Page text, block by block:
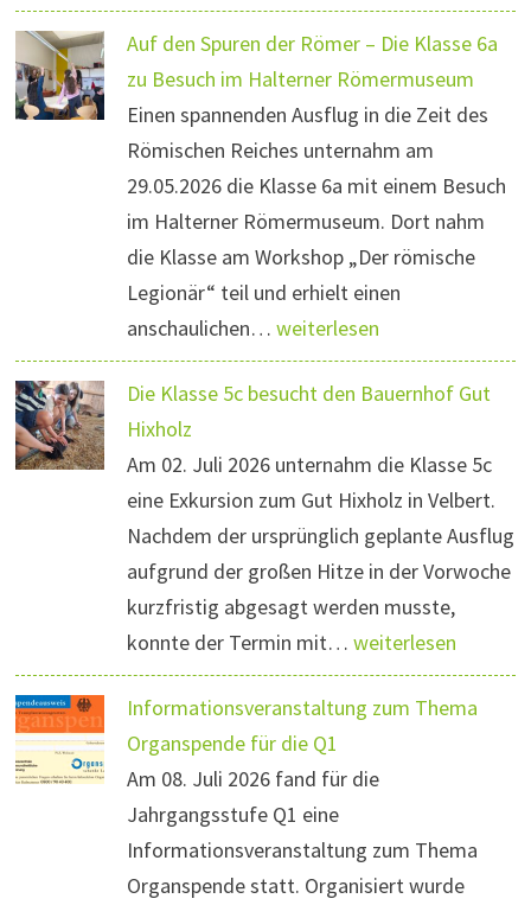
Auf den Spuren der Römer – Die Klasse 6a
zu Besuch im Halterner Römermuseum
Einen spannenden Ausflug in die Zeit des
Römischen Reiches unternahm am
29.05.2026 die Klasse 6a mit einem Besuch
im Halterner Römermuseum. Dort nahm
die Klasse am Workshop „Der römische
Legionär“ teil und erhielt einen
anschaulichen… weiterlesen
Die Klasse 5c besucht den Bauernhof Gut
Hixholz
Am 02. Juli 2026 unternahm die Klasse 5c
eine Exkursion zum Gut Hixholz in Velbert.
Nachdem der ursprünglich geplante Ausflug
aufgrund der großen Hitze in der Vorwoche
kurzfristig abgesagt werden musste,
konnte der Termin mit… weiterlesen
Informationsveranstaltung zum Thema
Organspende für die Q1
Am 08. Juli 2026 fand für die
Jahrgangsstufe Q1 eine
Informationsveranstaltung zum Thema
Organspende statt. Organisiert wurde